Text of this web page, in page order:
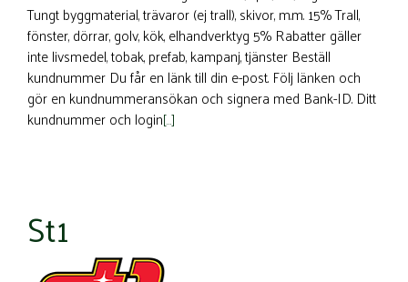
Tungt byggmaterial, trävaror (ej trall), skivor, m.m. 15% Trall,
fönster, dörrar, golv, kök, elhandverktyg 5% Rabatter gäller
inte livsmedel, tobak, prefab, kampanj, tjänster Beställ
kundnummer Du får en länk till din e-post. Följ länken och
gör en kundnummeransökan och signera med Bank-ID. Ditt
kundnummer och login[…]
St1